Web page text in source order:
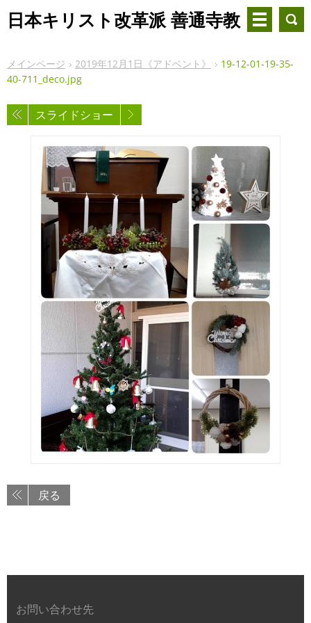
日本キリスト改革派 善通寺教
メインページ 2019年12月1日《アドベント》
19-12-01-19-35-
40-711_deco.jpg
スライドショー
戻る
お問い合わせ先